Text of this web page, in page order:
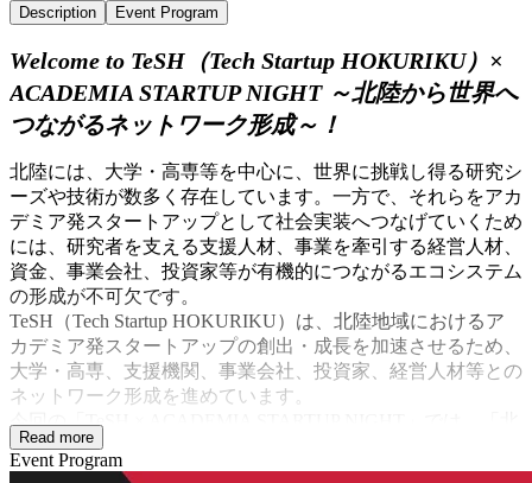
Description Event Program
Welcome to TeSH（Tech Startup HOKURIKU）×
ACADEMIA STARTUP NIGHT ～北陸から世界へ
つながるネットワーク形成～！
北陸には、大学・高専等を中心に、世界に挑戦し得る研究シ
ーズや技術が数多く存在しています。一方で、それらをアカ
デミア発スタートアップとして社会実装へつなげていくため
には、研究者を支える支援人材、事業を牽引する経営人材、
資金、事業会社、投資家等が有機的につながるエコシステム
の形成が不可欠です。
TeSH（Tech Startup HOKURIKU）は、北陸地域におけるア
カデミア発スタートアップの創出・成長を加速させるため、
大学・高専、支援機関、事業会社、投資家、経営人材等との
ネットワーク形成を進めています。
今回の「TeSH × ACADEMIA STARTUP NIGHT」では、「北
陸から世界へつながるネットワーク形成」をテーマに、アカ
デミア発スタートアップを加速させるエコシステムの活用、
Read more
Event Program